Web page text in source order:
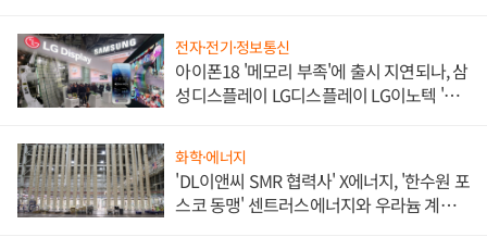
전자·전기·정보통신
아이폰18 '메모리 부족'에 출시 지연되나, 삼
성디스플레이 LG디스플레이 LG이노텍 '탈
화학·에너지
'DL이앤씨 SMR 협력사' X에너지, '한수원 포
스코 동맹' 센트러스에너지와 우라늄 계약